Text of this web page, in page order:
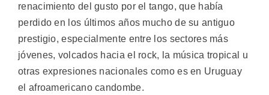
renacimiento del gusto por el tango, que había
perdido en los últimos años mucho de su antiguo
prestigio, especialmente entre los sectores más
jóvenes, volcados hacia el rock, la música tropical u
otras expresiones nacionales como es en Uruguay
el afroamericano candombe.